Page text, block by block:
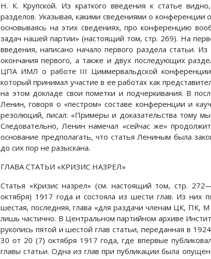
Н. К. Крупской. Из краткого введения к статье
разделов. Указывая, какими сведениями о конференции
основываясь на этих сведениях, про конференцию
задач нашей партии» (настоящий том, стр. 269). На
введения, написано начало первого раздела статьи.
окончания первого, а также и двух последующих
ЦПА ИМЛ о работе III Циммервальдской
который принимал участие в ее работах как
на этом докладе свои пометки и подчеркивания. В
Ленин, говоря о «пестром» составе конференции и
резолюций, писал: «Примеры и доказательства тому
Следовательно, Ленин намечал «сейчас же»
основание предполагать, что статья Лениным была
до сих пор не разыскана.
ГЛАВА СТАТЬИ «КРИЗИС НАЗРЕЛ»
Статья «Кризис назрел» (см. настоящий том, стр.
октября) 1917 года и состояла из шести глав. Из них
шестая, последняя, глава «для раздачи членам ЦК, ПК,
лишь частично. В Центральном партийном архиве
рукопись пятой и шестой глав статьи, переданная в
30 от 20 (7) октября 1917 года, где впервые
главы статьи. Одна из глав при публикации была